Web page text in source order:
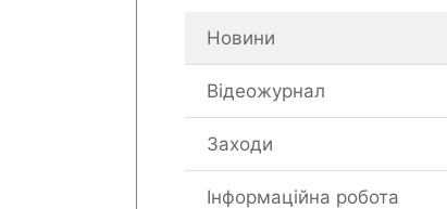
Новини
Відеожурнал
Заходи
Інформаційна робота